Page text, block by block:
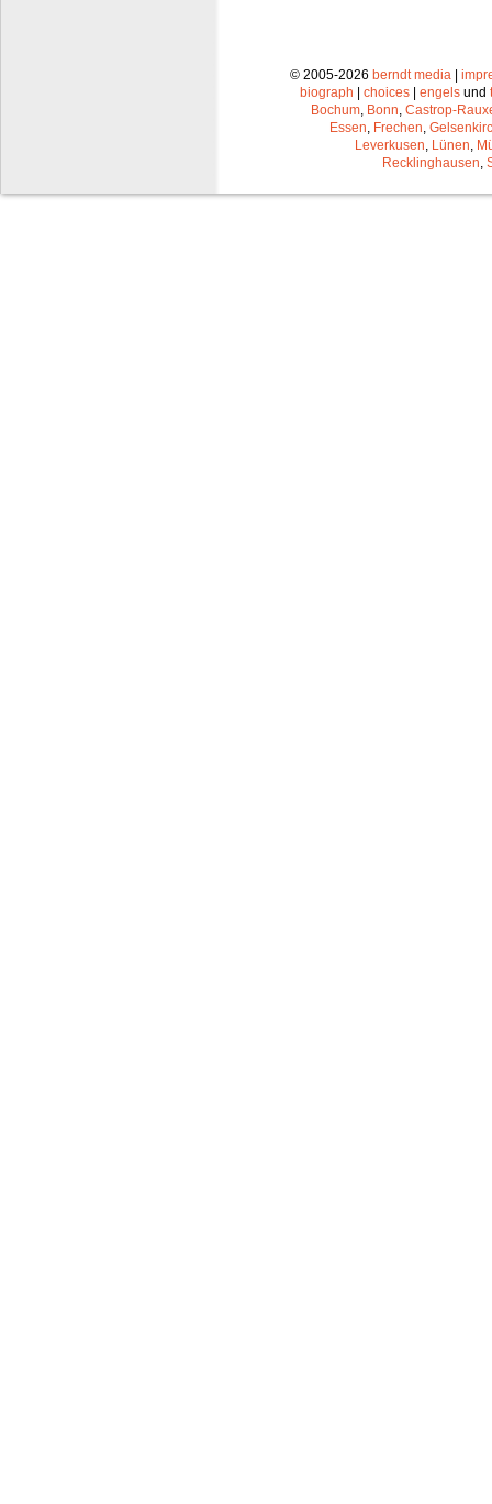
© 2005-2026 berndt media |
biograph | choices | engels und
Bochum Bonn Castrop-
Essen Frechen
Leverkusen Lünen
Recklinghausen